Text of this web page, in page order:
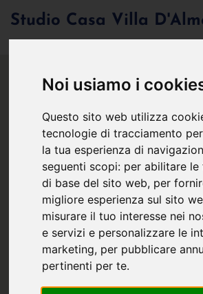
Noi usiamo i
Questo sito web utilizza
tecnologie di tracciamento
la tua esperienza di
seguenti scopi: per abilitare le
di base del sito web, per
migliore esperienza sul sito
misurare il tuo interesse nei
e servizi e personalizzare le
marketing, per pubblicare
pertinenti per te.
Studio Casa Villa